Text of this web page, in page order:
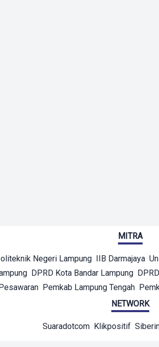
MITRA
Negeri Lampung IIB Darmajaya
DPRD Kota Bandar Lampung
Pemkab Lampung Tengah
NETWORK
Suaradotcom Klikpositif